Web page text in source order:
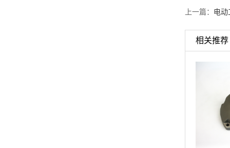
上一篇： 电动
相关推荐